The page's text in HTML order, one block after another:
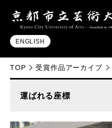
ENGLISH
TOP 受賞作品アーカイブ
運ばれる座標